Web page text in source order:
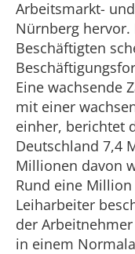
Arbeitsmarkt-
Nürnberg
Beschäftigten
Eine wachsende
mit einer
einher, berichtet
Deutschland 7,4
Millionen davon
Rund eine
Leiharbeiter
der
in einem